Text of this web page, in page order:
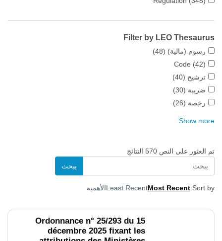
تم العثور على النص 570 النتائج
Sort by:
Most Recent
Least Recentالأهمية
Ordonnance n° 25/293 du 15
décembre 2025 fixant les
Filter by LEO Thesaurus
رسوم (مالية) (48)
Code (42)
ترشيح (40)
ضريبة (30)
رخصة (26)
Show more